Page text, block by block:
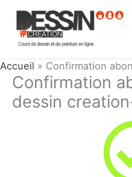
Aller
contenu
Accueil » Confirmation
Confirmation
dessin